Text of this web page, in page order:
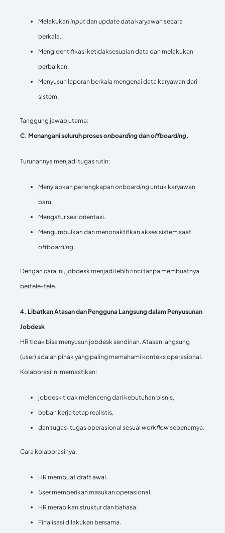
Melakukan inputdan updatedata karyawan secara
berkala.
Mengidentifikasi ketidaksesuaian data dan melakukan
perbaikan.
Menyusun laporan berkala mengenai data karyawan dari
sistem.
Tanggung jawab utama:
C. Menangani seluruh prosesonboardingdanoffboarding.
Turunannya menjadi tugas rutin:
Menyiapkan perlengkapan onboardinguntuk karyawan
baru.
Mengatur sesi orientasi.
Mengumpulkan dan menonaktifkan akses sistem saat
offboarding.
Dengan cara ini, jobdesk menjadi lebih rinci tanpa membuatnya
bertele-tele.
4. Libatkan Atasan dan Pengguna Langsung dalam Penyusunan
Jobdesk
HR tidak bisa menyusun jobdesk sendirian. Atasan langsung
(user) adalah pihak yang paling memahami konteks operasional.
Kolaborasi ini memastikan:
jobdesk tidak melenceng dari kebutuhan bisnis,
beban kerja tetap realistis,
dan tugas-tugas operasional sesuai workflowsebenarnya.
Cara kolaborasinya:
HR membuat draft awal.
Usermemberikan masukan operasional.
HR merapikan struktur dan bahasa.
Finalisasi dilakukan bersama.